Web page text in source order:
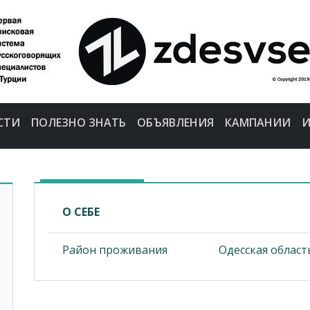
ПОЛЕЗНО ЗНАТЬ ОБЪЯВЛЕНИЯ КАМПАНИИ
О СЕБЕ
Район проживания Одесская